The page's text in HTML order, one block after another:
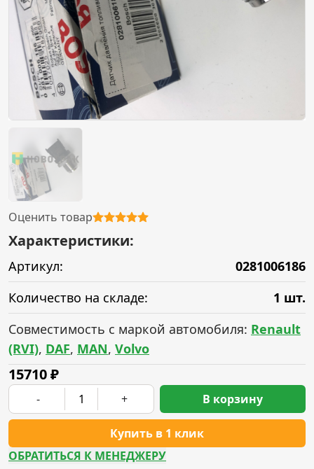
Оценить товар
Характеристики:
Артикул:
0281006186
Количество на складе:
1 шт.
Совместимость с маркой автомобиля: Renault
(RVI), DAF, MAN, Volvo
15710₽
- +
Купить в 1 клик
В корзину
ОБРАТИТЬСЯ К МЕНЕДЖЕРУ